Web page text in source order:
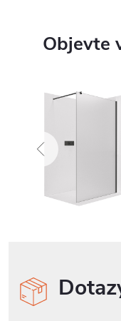
Objevte